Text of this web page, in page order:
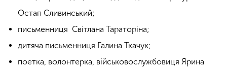
Остап Сливинський;
письменниця Світлана Тараторіна;
дитяча письменниця Галина Ткачук;
поетка, волонтерка, військовослужбовиця Ярина